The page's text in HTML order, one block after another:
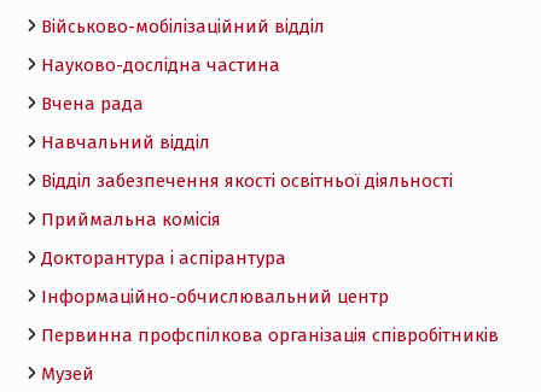
Військово-мобілізаційний відділ
Науково-дослідна частина
Вчена рада
Навчальний відділ
Відділ забезпечення якості освітньої діяльності
Приймальна комісія
Докторантура і аспірантура
Інформаційно-обчислювальний центр
Первинна профспілкова організація співробітників
Музей